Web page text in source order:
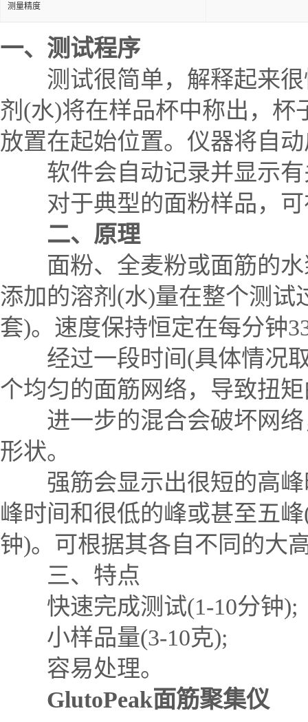
测量精度
一、测试程序
测试很简单，解释起来很
剂(水)将在样品杯中称出，
放置在起始位置。仪器将自
软件会自动记录并显示有
对于典型的面粉样品，可
二、原理
面粉、全麦粉或面筋的水
添加的溶剂(水)量在整个测
套)。速度保持恒定在每分钟
经过一段时间(具体情况取
个均匀的面筋网络，导致扭
进一步的混合会破坏网络
形状。
强筋会显示出很短的高峰
峰时间和很低的峰或甚至五
钟)。可根据其各自不同的大
三、特点
快速完成测试(1-10分钟);
小样品量(3-10克);
容易处理。
GlutoPeak面筋聚集仪